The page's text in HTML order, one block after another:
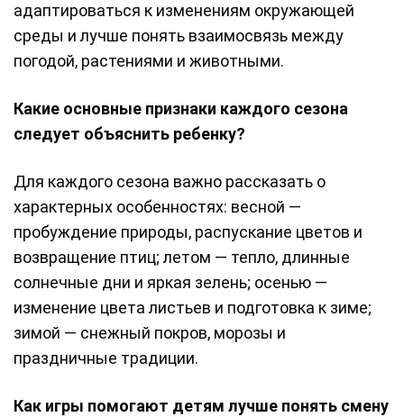
адаптироваться к изменениям окружающей
среды и лучше понять взаимосвязь между
погодой, растениями и животными.
Какие основные признаки каждого сезона
следует объяснить ребенку?
Для каждого сезона важно рассказать о
характерных особенностях: весной —
пробуждение природы, распускание цветов и
возвращение птиц; летом — тепло, длинные
солнечные дни и яркая зелень; осенью —
изменение цвета листьев и подготовка к зиме;
зимой — снежный покров, морозы и
праздничные традиции.
Как игры помогают детям лучше понять смену